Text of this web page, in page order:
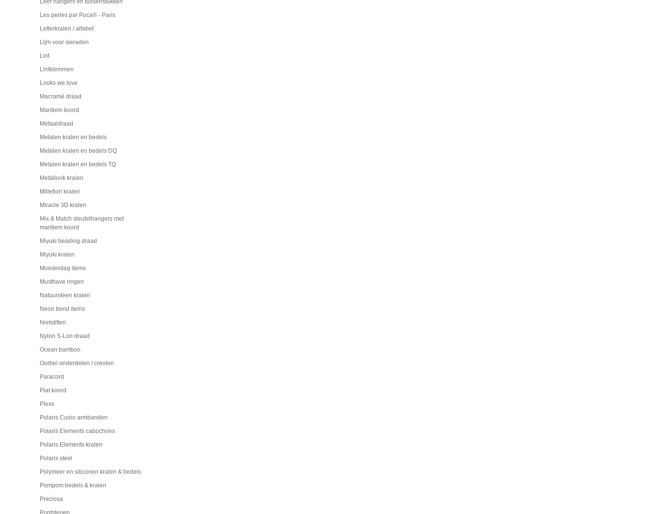
Leer hangers en tussenstukken
Les perles par Puca® - Paris
Letterkralen / alfabet
Lijm voor sieraden
Lint
Lintklemmen
Looks we love
Macramé draad
Maritiem koord
Metaaldraad
Metalen kralen en bedels
Metalen kralen en bedels DQ
Metalen kralen en bedels TQ
Metallook kralen
Millefiori kralen
Miracle 3D kralen
Mix & Match sleutelhangers met
maritiem koord
Miyuki beading draad
Miyuki kralen
Moederdag items
Musthave ringen
Natuursteen kralen
Neon trend items
Nietstiften
Nylon S-Lon draad
Ocean bamboo
Oorbel onderdelen / creolen
Paracord
Plat koord
Plexx
Polaris Cuoio armbanden
Polaris Elements cabochons
Polaris Elements kralen
Polaris steel
Polymeer en siliconen kralen & bedels
Pompom bedels & kralen
Preciosa
Puntstenen